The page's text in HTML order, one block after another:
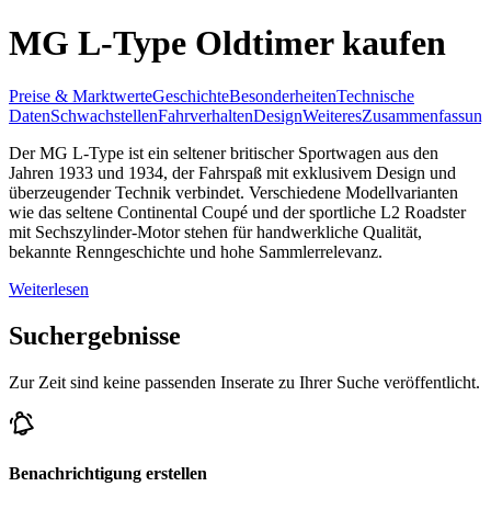
MG L-Type Oldtimer kaufen
Preise & MarktwerteGeschichteBesonderheitenTechnische
DatenSchwachstellenFahrverhaltenDesignWeiteresZusammenfassung
Der MG L-Type ist ein seltener britischer Sportwagen aus den
Jahren 1933 und 1934, der Fahrspaß mit exklusivem Design und
überzeugender Technik verbindet. Verschiedene Modellvarianten
wie das seltene Continental Coupé und der sportliche L2 Roadster
mit Sechszylinder-Motor stehen für handwerkliche Qualität,
bekannte Renngeschichte und hohe Sammlerrelevanz.
Weiterlesen
Suchergebnisse
Zur Zeit sind keine passenden Inserate zu Ihrer Suche veröffentlicht.
Benachrichtigung erstellen